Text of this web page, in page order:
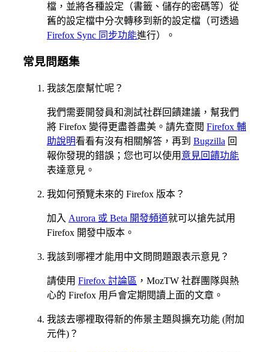
檔，並將各種設定（書籤、儲存的密碼等）從
舊的設定檔中分次轉移到新的設定檔（可透過
Firefox Sync 同步功能進行）。
常見問題集
我該怎麼幫忙呢？
我們需要開發員和測試社群回饋建議，幫我們
將 Firefox 變得更盡善盡美。請先查閱 Firefox 輔
助說明看看有沒有相關解答，再到 Bugzilla 回
報你發現的錯誤；您也可以使用 意見回饋功能
表達意見。
我如何預覽未來的 Firefox 版本？
加入 Aurora 或 Beta 開發頻道就可以搶先試用
Firefox 開發中版本。
我該到哪裡才能用中文問問題跟表示意見？
請使用 Firefox 討論區 ，MozTW 社群團隊與熱
心的 Firefox 用戶會定期閱讀上面的文章。
我該去哪裡取得新的佈景主題與擴充功能 (附加
元件)？